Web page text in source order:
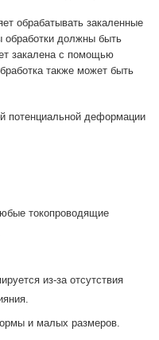
обрабатывать закаленные
обработки должны быть
закалена с помощью
также может быть
потенциальной деформации
токопроводящие
из-за отсутствия
и малых размеров.